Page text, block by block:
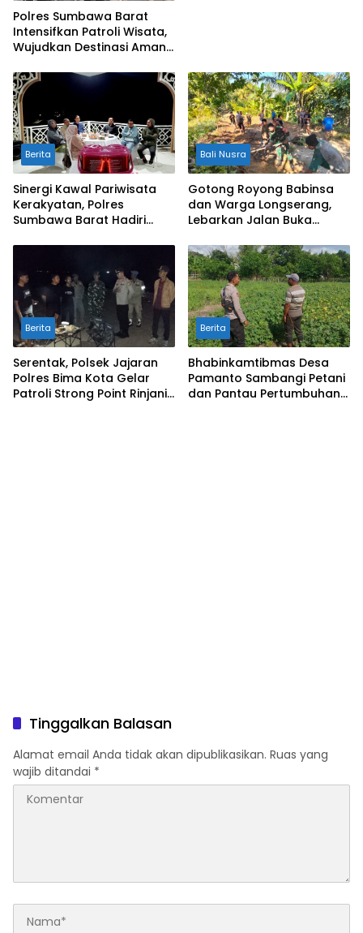
Polres Sumbawa Barat
Intensifkan Patroli Wisata,
Wujudkan Destinasi Aman
Masyarakat
Berita
Sinergi Kawal Pariwisata
Kerakyatan, Polres
Sumbawa Barat Hadiri
Sharing Pengelolaan
Pariwisata Bendungan Tiu
Suntuk”
Bali Nusra
Gotong Royong Babinsa
dan Warga Longserang,
Lebarkan Jalan Buka
Berita
Serentak, Polsek Jajaran
Polres Bima Kota Gelar
Patroli Strong Point Rinjani
Berita
Bhabinkamtibmas Desa
Pamanto Sambangi Petani
dan Pantau Pertumbuhan
Tinggalkan Balasan
Alamat email Anda tidak akan dipublikasikan. Ruas yang
wajib ditandai *